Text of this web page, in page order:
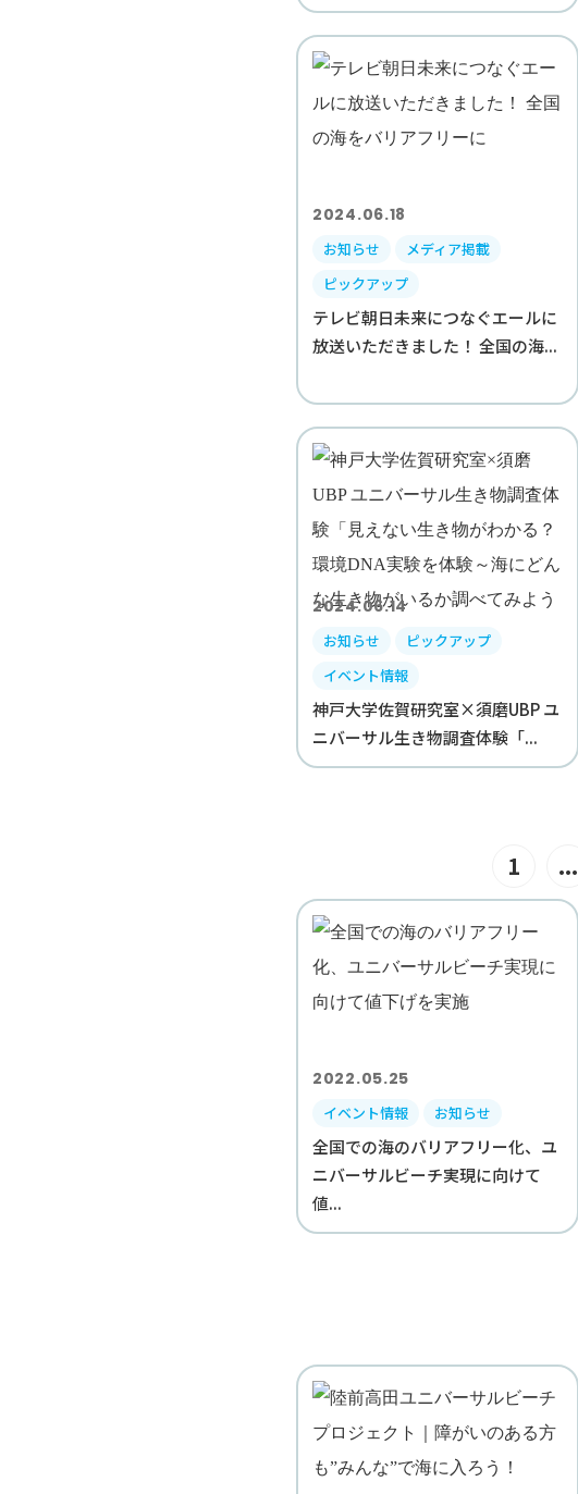
2024.06.18
お知らせ
メディア掲載
ピックアップ
テレビ朝日未来につなぐエールに
放送いただきました！ 全国の海...
2024.06.14
お知らせ
ピックアップ
イベント情報
神戸大学佐賀研究室×須磨UBP ユ
ニバーサル生き物調査体験「...
1 ...
2022.05.25
イベント情報 お知らせ
全国での海のバリアフリー化、ユ
ニバーサルビーチ実現に向けて
値...